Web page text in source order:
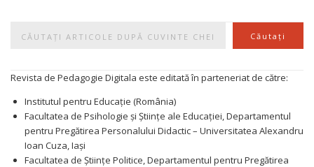
Căutați
Revista de Pedagogie Digitala este editată în parteneriat de către:
Institutul pentru Educație (România)
Facultatea de Psihologie și Științe ale Educației, Departamentul
pentru Pregătirea Personalului Didactic – Universitatea Alexandru
Ioan Cuza, Iași
Facultatea de Științe Politice, Departamentul pentru Pregătirea